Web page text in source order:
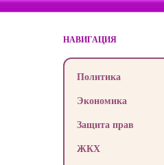
НАВИГАЦИЯ
Политика
Экономика
Защита прав
ЖКХ